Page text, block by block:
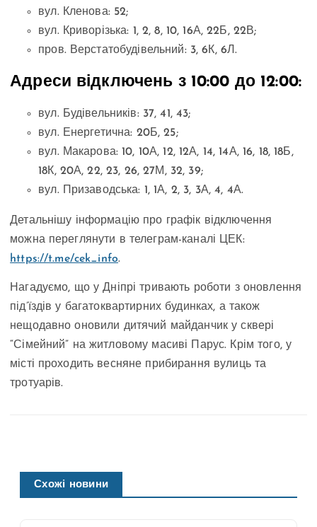
вул. Кленова: 52;
вул. Криворізька: 1, 2, 8, 10, 16А, 22Б, 22В;
пров. Верстатобудівельний: 3, 6К, 6Л.
Адреси відключень з 10:00 до 12:00:
вул. Будівельників: 37, 41, 43;
вул. Енергетична: 20Б, 25;
вул. Макарова: 10, 10А, 12, 12А, 14, 14А, 16, 18, 18Б,
18К, 20А, 22, 23, 26, 27М, 32, 39;
вул. Призаводська: 1, 1А, 2, 3, 3А, 4, 4А.
Детальнішу інформацію про графік відключення
можна переглянути в телеграм-каналі ЦЕК:
https://t.me/cek_info.
Нагадуємо, що у Дніпрі тривають роботи з оновлення
під’їздів у багатоквартирних будинках, а також
нещодавно оновили дитячий майданчик у сквері
“Сімейний” на житловому масиві Парус. Крім того, у
місті проходить весняне прибирання вулиць та
тротуарів.
Схожі новини